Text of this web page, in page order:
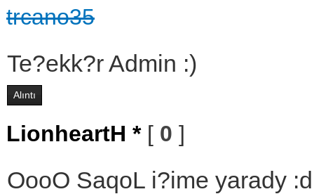
trcano35
Te?ekk?r Admin :)
Alıntı
LionheartH * [ 0 ]
OooO SaqoL i?ime yarady